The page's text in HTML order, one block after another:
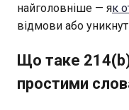
найголовніше — як
відмови або
Що таке
простими